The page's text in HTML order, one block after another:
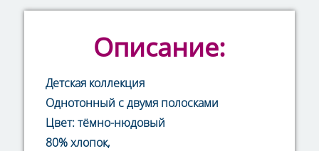
Описание:
Детская коллекция
Однотонный с двумя полосками
Цвет:тёмно-нюдовый
80% хлопок,